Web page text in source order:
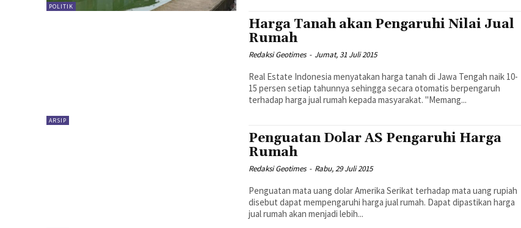
POLITIK
ARSIP
Harga Tanah akan Pengaruhi Nilai Jual
Rumah
Redaksi Geotimes - Jumat, 31 Juli 2015
Real Estate Indonesia menyatakan harga tanah di Jawa Tengah naik 10-
15 persen setiap tahunnya sehingga secara otomatis berpengaruh
terhadap harga jual rumah kepada masyarakat. "Memang...
Penguatan Dolar AS Pengaruhi Harga
Rumah
Redaksi Geotimes - Rabu, 29 Juli 2015
Penguatan mata uang dolar Amerika Serikat terhadap mata uang rupiah
disebut dapat mempengaruhi harga jual rumah. Dapat dipastikan harga
jual rumah akan menjadi lebih...